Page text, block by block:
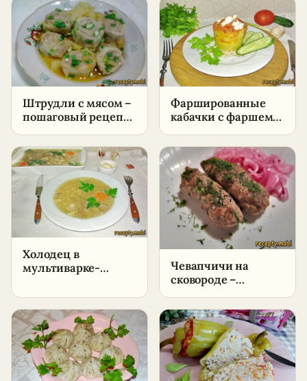
Штрудли с мясом –
пошаговый рецепт
условиях
Фаршированные
кабачки с фаршем
духовке –
пошаговый рецепт
в домашних
условиях
Холодец в
мультиварке-
пошаговый рецепт
в домашних
условиях
Чевапчичи на
сковороде –
в домашних
условиях